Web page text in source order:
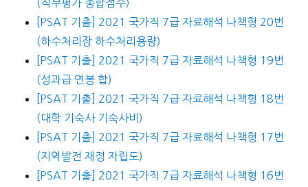
(직무평가 종합점수)
[PSAT 기출] 2021 국가직 7급 자료해석 나책형 20번
(하수처리장 하수처리용량)
[PSAT 기출] 2021 국가직 7급 자료해석 나책형 19번
(성과급 연봉 합)
[PSAT 기출] 2021 국가직 7급 자료해석 나책형 18번
(대학 기숙사 기숙사비)
[PSAT 기출] 2021 국가직 7급 자료해석 나책형 17번
(지역발전 재정 자립도)
[PSAT 기출] 2021 국가직 7급 자료해석 나책형 16번